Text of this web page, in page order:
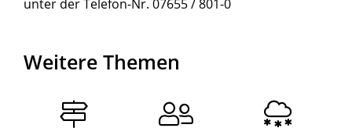
unter der Telefon-Nr. 07655 / 801-0
Weitere Themen